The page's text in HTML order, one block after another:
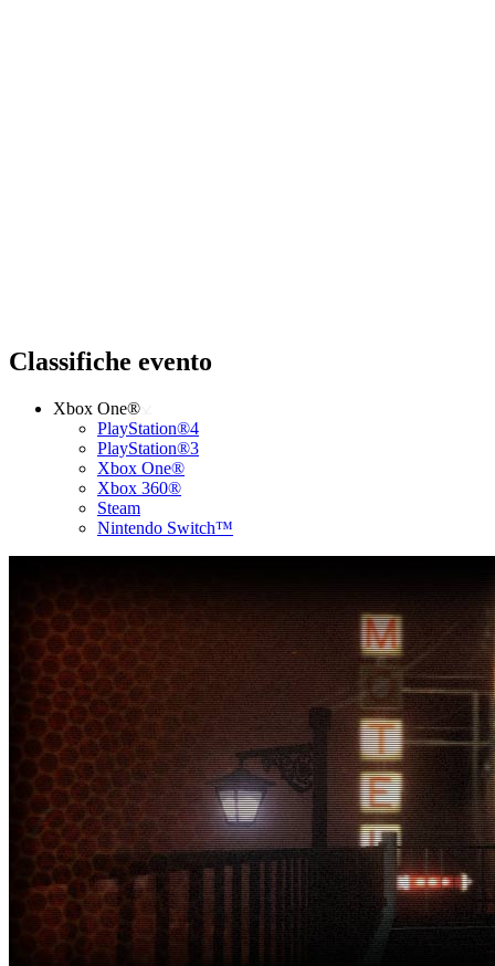
Classifiche evento
Xbox One®
PlayStation®4
PlayStation®3
Xbox One®
Xbox 360®
Steam
Nintendo Switch™